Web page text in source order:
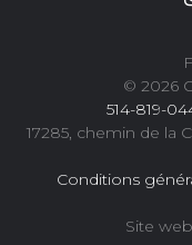
© 2026
514-819-
17285, chemin de la
Conditions
Site